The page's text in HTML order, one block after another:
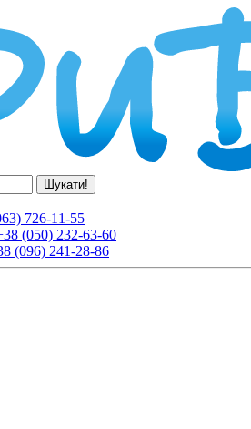
Шукати!
726-11-55
(050) 232-63-60
(096) 241-28-86